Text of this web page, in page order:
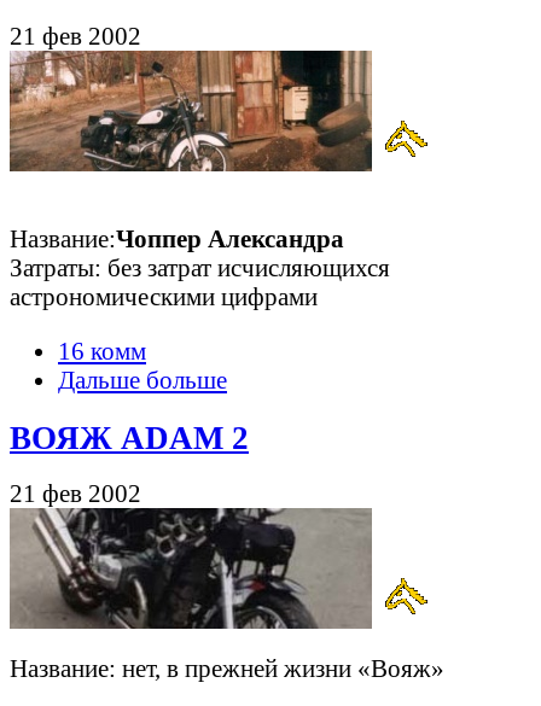
21 фев 2002
Название:Чоппер Александра
Затраты: без затрат исчисляющихся
астрономическими цифрами
16 комм
Дальше больше
ВОЯЖ ADAM 2
21 фев 2002
Название: нет, в прежней жизни «Вояж»